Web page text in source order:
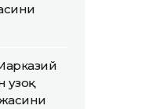
узоқ